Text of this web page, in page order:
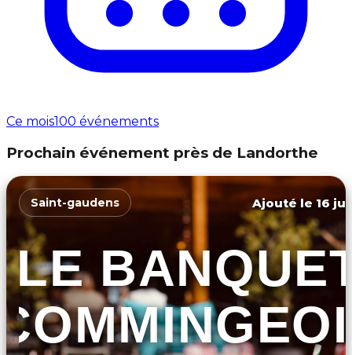
Ce mois100 événements
Prochain événement près de Landorthe
Saint-gaudens Ajouté le 16
LE